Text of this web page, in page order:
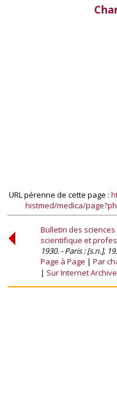
URL pérenne de cette page :
histmed/medica/
Bulletin des
scientifique et
1930. - Paris : [s.n.],
Page à Page
Par
Sur Internet Archive